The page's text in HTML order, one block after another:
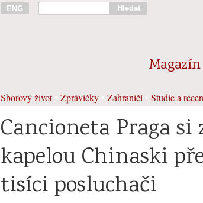
ENG Hledat
Magazín
Sborový život• Zprávičky Zahraničí• Studie a
Cancioneta Praga si
kapelou Chinaski
tisíci posluchači